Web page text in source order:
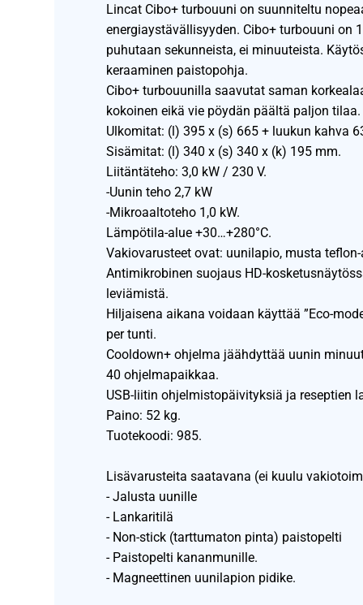
Lincat Cibo+ turbouuni on suunniteltu
energiaystävällisyyden. Cibo+ turbouuni on
puhutaan sekunneista, ei minuuteista.
keraaminen paistopohja.
Cibo+ turbouunilla saavutat saman
kokoinen eikä vie pöydän päältä paljon
Ulkomitat: (l) 395 x (s) 665 + luukun kahva
Sisämitat: (l) 340 x (s) 340 x (k) 195 mm.
Liitäntäteho: 3,0 kW / 230 V.
-Uunin teho 2,7 kW
-Mikroaaltoteho 1,0 kW.
Lämpötila-alue +30…+280°C.
Vakiovarusteet ovat: uunilapio, musta
Antimikrobinen suojaus HD-
leviämistä.
Hiljaisena aikana voidaan käyttää ”Eco-
per tunti.
Cooldown+ ohjelma jäähdyttää uunin
40 ohjelmapaikkaa.
USB-liitin ohjelmistopäivityksiä ja reseptien
Paino: 52 kg.
Tuotekoodi: 985.
Lisävarusteita saatavana (ei kuulu
- Jalusta uunille
- Lankaritilä
- Non-stick (tarttumaton pinta) paistopelti
- Paistopelti kananmunille.
- Magneettinen uunilapion pidike.